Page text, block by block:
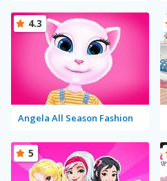
Angela All Season Fashion
4.3
5